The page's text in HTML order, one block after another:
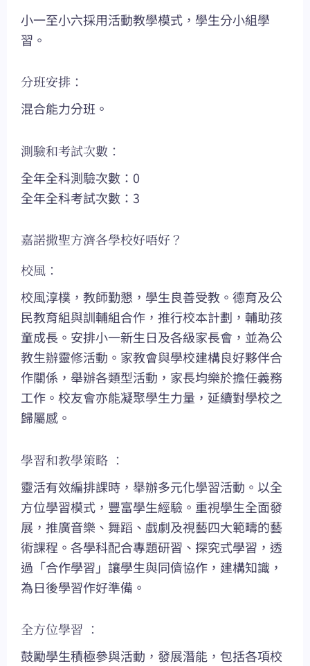
小一至小六採用活動教學模式，學生分小組學
習。
分班安排：
混合能力分班。
測驗和考試次數：
全年全科測驗次數：0
全年全科考試次數：3
嘉諾撒聖方濟各學校好唔好？
校風：
校風淳樸，教師勤懇，學生良善受教。德育及公
民教育組與訓輔組合作，推行校本計劃，輔助孩
童成長。安排小一新生日及各級家長會，並為公
教生辦靈修活動。家教會與學校建構良好夥伴合
作關係，舉辦各類型活動，家長均樂於擔任義務
工作。校友會亦能凝聚學生力量，延續對學校之
歸屬感。
學習和教學策略 ：
靈活有效編排課時，舉辦多元化學習活動。以全
方位學習模式，豐富學生經驗。重視學生全面發
展，推廣音樂、舞蹈、戲劇及視藝四大範疇的藝
術課程。各學科配合專題研習、探究式學習，透
過「合作學習」讓學生與同儕協作，建構知識，
為日後學習作好準備。
全方位學習 ：
鼓勵學生積極參與活動，發展潛能，包括各項校